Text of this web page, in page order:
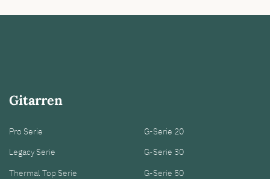
Gitarren
Pro Serie
Legacy Serie
Thermal Top Serie
G-Serie 20
G-Serie 30
G-Serie 50